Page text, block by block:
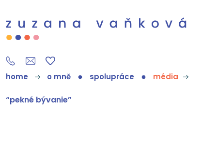
home o mně spolupráce média
“pekné bývanie”